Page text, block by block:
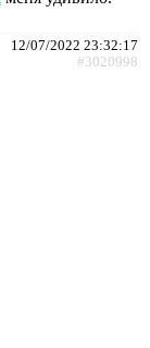
12/07/2022 23:32:17
#3020998